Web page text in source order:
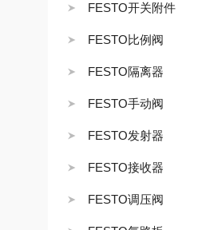
FESTO开关附件
FESTO比例阀
FESTO隔离器
FESTO手动阀
FESTO发射器
FESTO接收器
FESTO调压阀